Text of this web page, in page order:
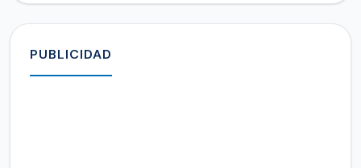
PUBLICIDAD